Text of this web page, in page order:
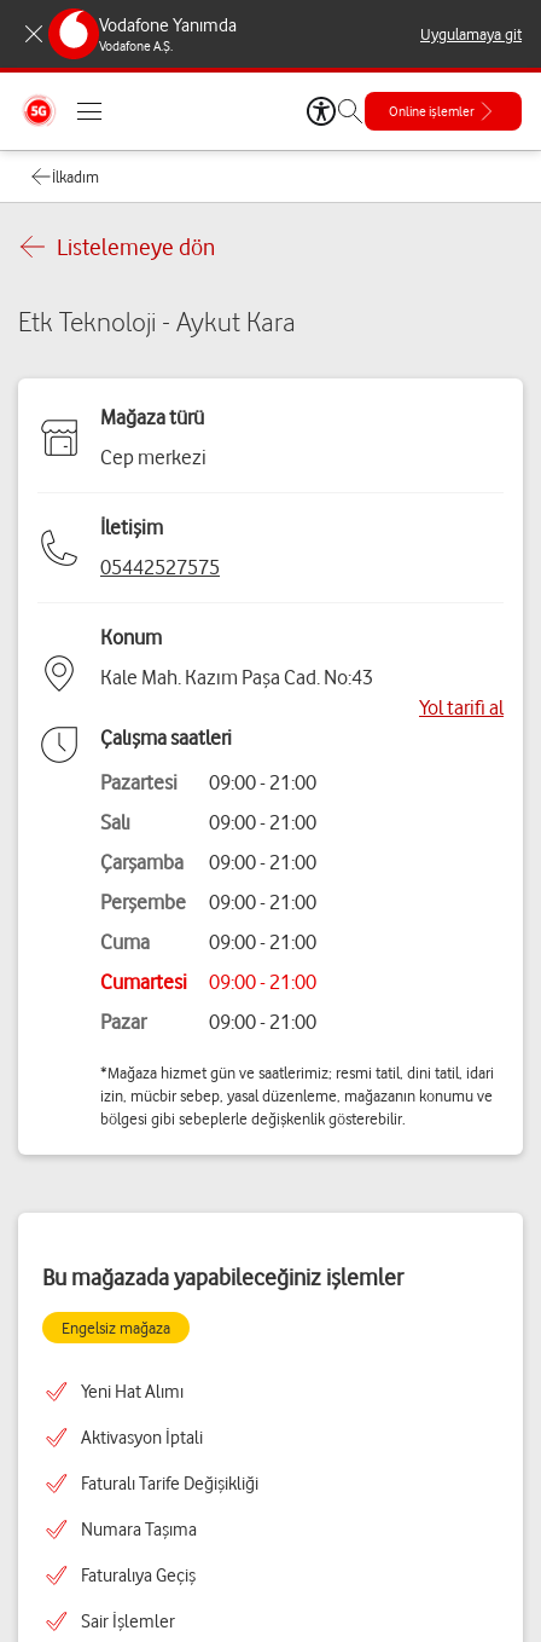
Vodafone Yanımda
Vodafone A.Ş.
Uygulamaya git
Online işlemler
İlkadım
Listelemeye dön
Etk Teknoloji - Aykut Kara
Mağaza türü
Cep merkezi
İletişim
05442527575
Konum
Kale Mah. Kazım Paşa Cad. No:43
Yol tarifi al
Çalışma saatleri
Pazartesi
09:00 - 21:00
Salı
09:00 - 21:00
Çarşamba
09:00 - 21:00
Perşembe
09:00 - 21:00
Cuma
09:00 - 21:00
Cumartesi
09:00 - 21:00
Pazar
09:00 - 21:00
*Mağaza hizmet gün ve saatlerimiz; resmi tatil, dini tatil, idari
izin, mücbir sebep, yasal düzenleme, mağazanın konumu ve
bölgesi gibi sebeplerle değişkenlik gösterebilir.
Bu mağazada yapabileceğiniz işlemler
Engelsiz mağaza
Yeni Hat Alımı
Aktivasyon İptali
Faturalı Tarife Değişikliği
Numara Taşıma
Faturalıya Geçiş
Sair İşlemler